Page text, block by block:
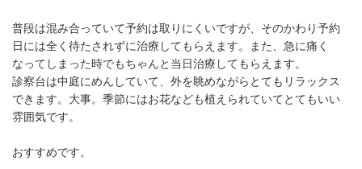
普段は混み合っていて予約は取りにくいですが、そのかわり予約
日には全く待たされずに治療してもらえます。また、急に痛く
なってしまった時でもちゃんと当日治療してもらえます。
診察台は中庭にめんしていて、外を眺めながらとてもリラックス
できます。大事。季節にはお花なども植えられていてとてもいい
雰囲気です。
おすすめです。